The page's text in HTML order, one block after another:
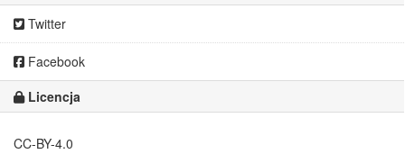
Twitter
Facebook
Licencja
CC-BY-4.0